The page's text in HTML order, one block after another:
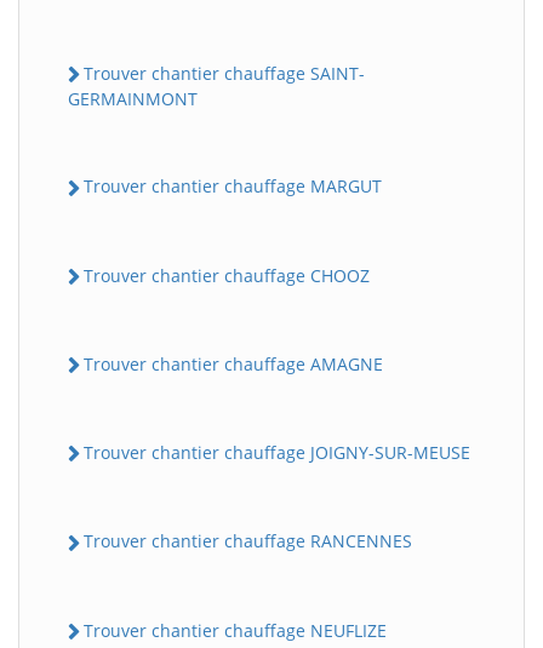
Trouver chantier chauffage SAINT-
GERMAINMONT
Trouver chantier chauffage MARGUT
Trouver chantier chauffage CHOOZ
Trouver chantier chauffage AMAGNE
Trouver chantier chauffage JOIGNY-SUR-MEUSE
Trouver chantier chauffage RANCENNES
Trouver chantier chauffage NEUFLIZE